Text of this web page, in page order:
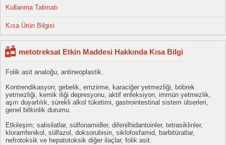
Kullanma Talimatı
Kısa Ürün Bilgisi
metotreksat Etkin Maddesi Hakkında Kısa Bilgi
Folik asit analoğu, antineoplastik.
Kontrendikasyon; gebelik, emzirme, karaciğer yetmezliği, böbrek
yetmezliği, kemik iliği depresyonu, aktif enfeksiyon, immün yetmezlik,
aşırı duyarlılık, sürekli alkol tüketimi, gastrointestinal sistem ülserleri,
genel bitkinlik durumu.
Etkileşim; salisilatlar, sülfonamidler, difenilhidantoinler, tetrasiklinler,
kloramfenikol, sülfazol, doksorubisin, siklofosfamid, barbitüratlar,
nefrotoksik ve hepatotoksik diğer ilaçlar, folik asit.